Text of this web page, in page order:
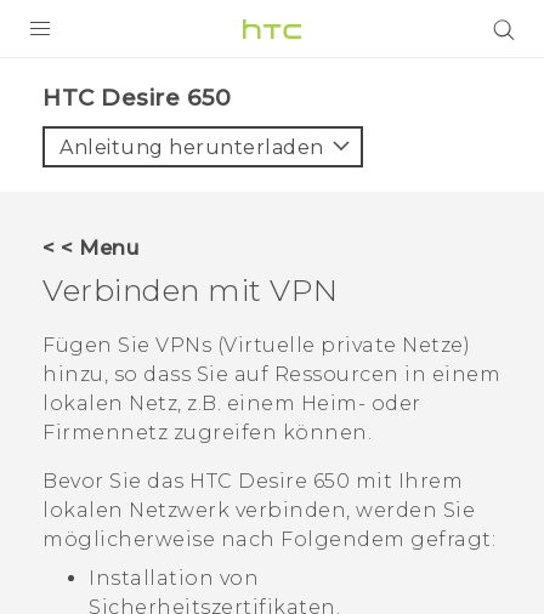
VIVE
UNTERSTÜTZUNG
HTC-Geräte und Zubehör
Anmelden
HTC Desire 650‎
Anleitung herunterladen
< < Menu
Verbinden mit VPN
Fügen Sie VPNs (Virtuelle private Netze)
hinzu, so dass Sie auf Ressourcen in einem
lokalen Netz, z.B. einem Heim- oder
Firmennetz zugreifen können.
Bevor Sie das HTC Desire 650 mit Ihrem
lokalen Netzwerk verbinden, werden Sie
möglicherweise nach Folgendem gefragt:
Installation von
Sicherheitszertifikaten.